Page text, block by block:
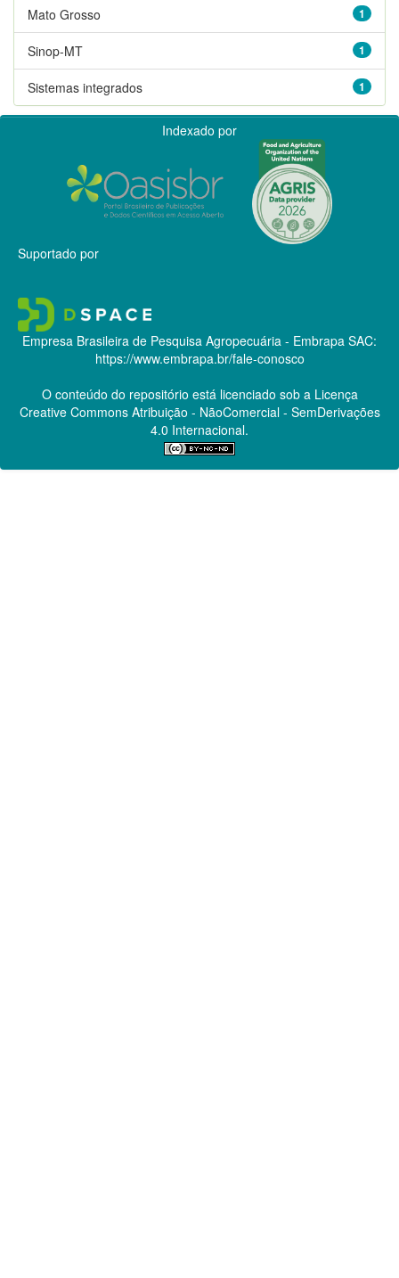
1
Mato Grosso
1
Sinop-MT
1
Sistemas integrados
Indexado por
Suportado por
Empresa Brasileira de Pesquisa Agropecuária - Embrapa SAC:
https://www.embrapa.br/fale-conosco
O conteúdo do repositório está licenciado sob a Licença
Creative CommonsAtribuição - NãoComercial - SemDerivações
4.0 Internacional.